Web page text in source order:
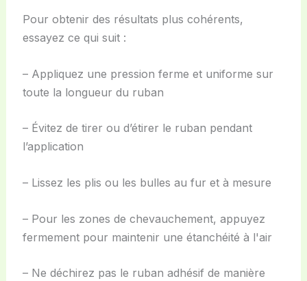
Pour obtenir des résultats plus cohérents,
essayez ce qui suit :
– Appliquez une pression ferme et uniforme sur
toute la longueur du ruban
– Évitez de tirer ou d’étirer le ruban pendant
l’application
– Lissez les plis ou les bulles au fur et à mesure
– Pour les zones de chevauchement, appuyez
fermement pour maintenir une étanchéité à l'air
– Ne déchirez pas le ruban adhésif de manière